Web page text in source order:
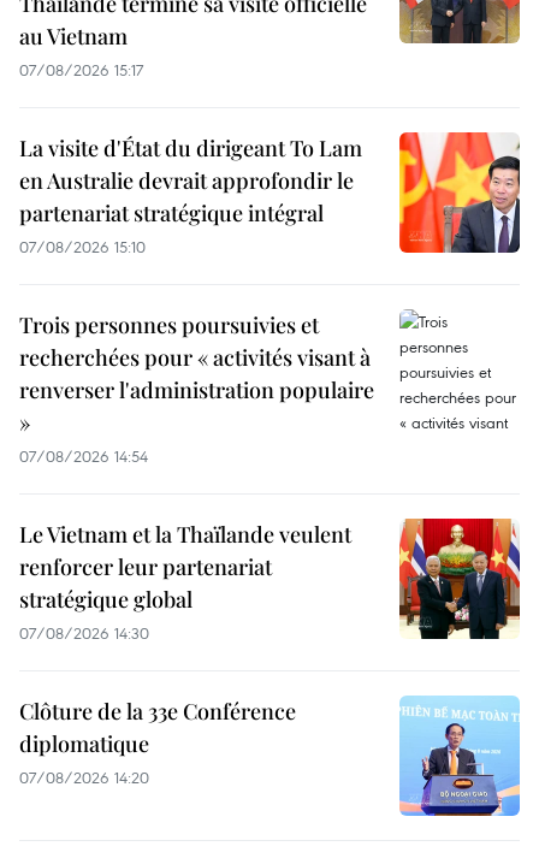
au Vietnam
07/08/2026 15:17
La visite d'État du dirigeant To Lam
en Australie devrait approfondir le
partenariat stratégique intégral
07/08/2026 15:10
Trois personnes poursuivies et
recherchées pour « activités visant à
renverser l'administration populaire
»
07/08/2026 14:54
Le Vietnam et la Thaïlande veulent
renforcer leur partenariat
stratégique global
07/08/2026 14:30
Clôture de la 33e Conférence
diplomatique
07/08/2026 14:20